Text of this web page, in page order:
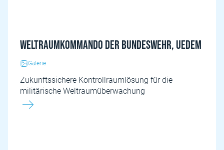
Weltraumkommando der Bundeswehr, Uedem
Galerie
Zukunftssichere Kontrollraumlösung für die
militärische Weltraumüberwachung